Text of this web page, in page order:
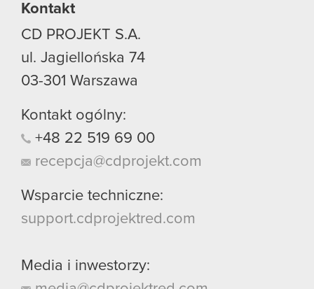
Kontakt
CD PROJEKT S.A.
ul. Jagiellońska 74
03-301 Warszawa
Kontakt ogólny:
+48 22 519 69 00
recepcja@cdprojekt.com
Wsparcie techniczne:
support.cdprojektred.com
Media i inwestorzy: